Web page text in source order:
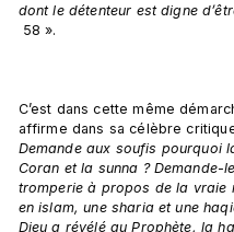
dont le détenteur est digne
C’est dans cette même
affirme dans sa célèbre
Demande aux soufis pourquoi
Coran et la sunna ? Demande-
tromperie à propos de la vraie
en islam, une sharia et une
Dieu a révélé au Prophète, la